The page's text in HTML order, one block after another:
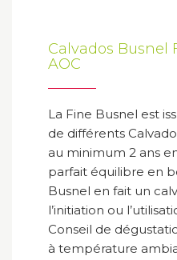
Calvados Busnel
AOC
La Fine Busnel est
de différents
au minimum 2 ans
parfait équilibre en
Busnel en fait un
l’initiation ou
Conseil de
à température